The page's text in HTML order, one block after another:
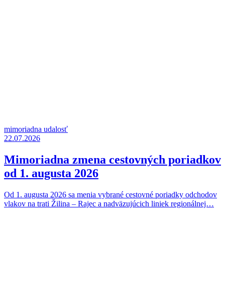
mimoriadna udalosť
22.07.2026
Mimoriadna zmena cestovných poriadkov
od 1. augusta 2026
Od 1. augusta 2026 sa menia vybrané cestovné poriadky odchodov
vlakov na trati Žilina – Rajec a nadväzujúcich liniek regionálnej…